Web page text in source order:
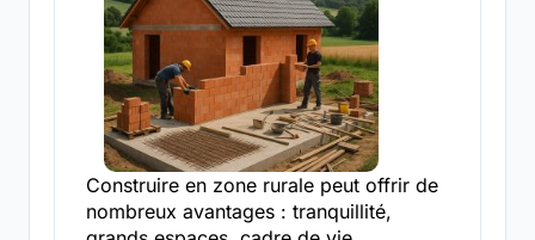
Construire en zone rurale peut offrir de
nombreux avantages : tranquillité,